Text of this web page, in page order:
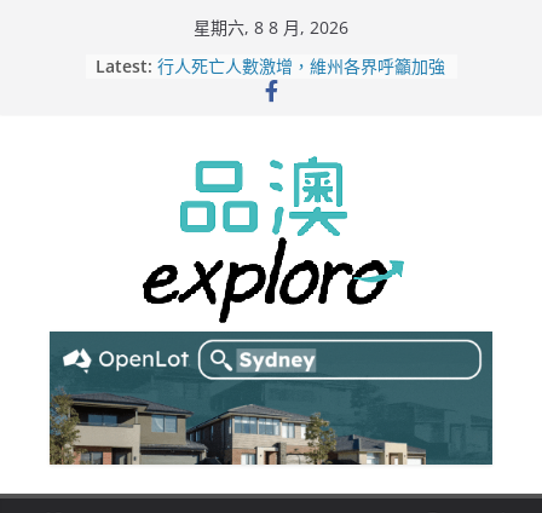
星期六, 8 8 月, 2026
Latest: 行人死亡人數激增，維州各界呼籲加強
美商二手巨頭進駐吉朗，在地慈善小店
憂生存空間遭擠壓
電動車電池爭端隱憂浮現！經銷商警告
澳洲恐迎訴訟浪潮
拒絕白工！ Aldi涉強迫無薪加班 掏
5500萬澳元和解